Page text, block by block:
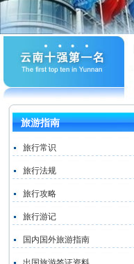
旅游指南
旅行常识
旅行法规
旅行攻略
旅行游记
国内国外旅游指南